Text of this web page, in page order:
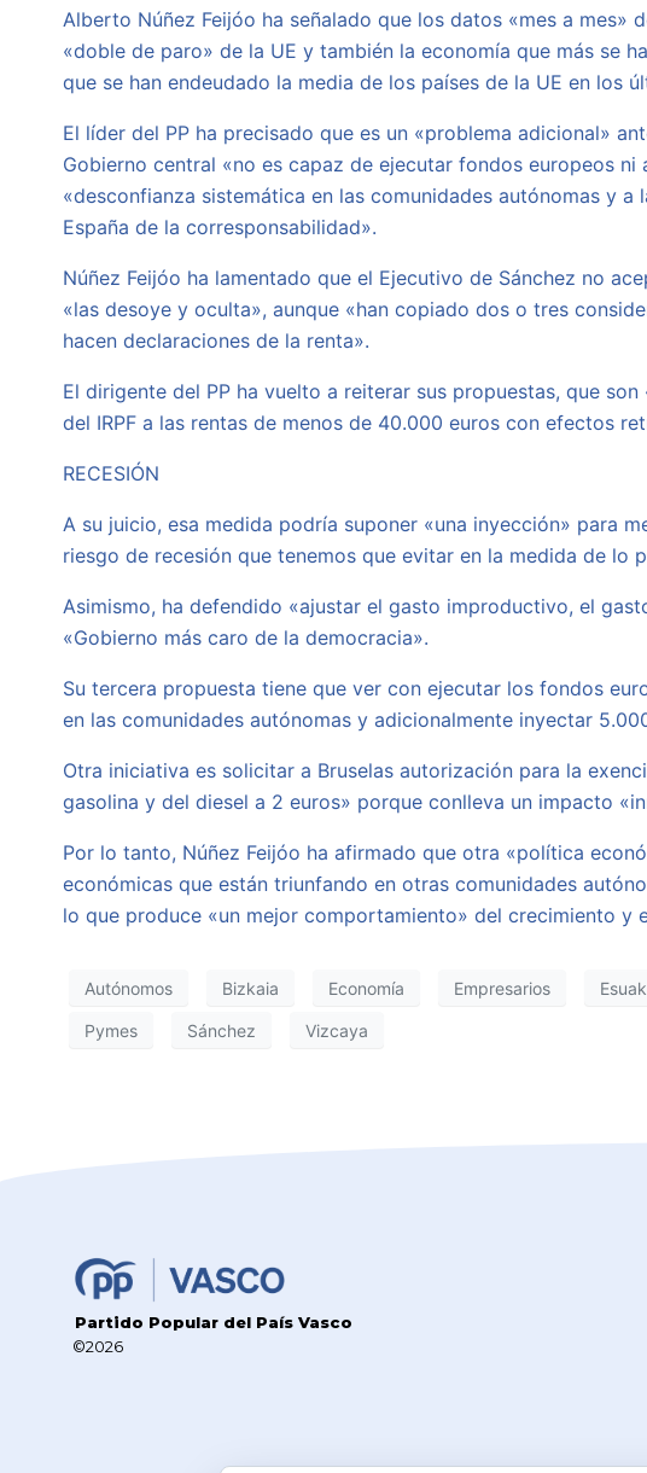
Alberto Núñez Feijóo ha señalado que los datos «mes a mes»
«doble de paro» de la UE y también la economía que más se
que se han endeudado la media de los países de la UE en los
El líder del PP ha precisado que es un «problema adicional»
Gobierno central «no es capaz de ejecutar fondos europeos
«desconfianza sistemática en las comunidades autónomas y
España de la corresponsabilidad».
Núñez Feijóo ha lamentado que el Ejecutivo de Sánchez no
«las desoye y oculta», aunque «han copiado dos o tres
hacen declaraciones de la renta».
El dirigente del PP ha vuelto a reiterar sus propuestas, que
del IRPF a las rentas de menos de 40.000 euros con efectos
RECESIÓN
A su juicio, esa medida podría suponer «una inyección» para
riesgo de recesión que tenemos que evitar en la medida de lo
Asimismo, ha defendido «ajustar el gasto improductivo, el
«Gobierno más caro de la democracia».
Su tercera propuesta tiene que ver con ejecutar los fondos
en las comunidades autónomas y adicionalmente inyectar
Otra iniciativa es solicitar a Bruselas autorización para la
gasolina y del diesel a 2 euros» porque conlleva un impacto
Por lo tanto, Núñez Feijóo ha afirmado que otra «política
económicas que están triunfando en otras comunidades
lo que produce «un mejor comportamiento» del crecimiento y
Autónomos Bizkaia Economía Empresarios
Pymes Sánchez Vizcaya
Partido Popular del País Vasco
©2026